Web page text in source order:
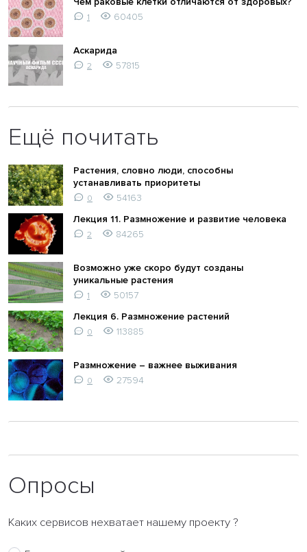
1 60405
Аскарида
2 57815
Ещё почитать
Растения, словно люди, способны
устанавливать приоритеты
0
54163
Лекция 11. Размножение и развитие человека
2 84265
Возможно уже скоро будут созданы
уникальные растения
1
50157
Лекция 6. Размножение растений
0 113885
Размножение – важнее выживания
0 27594
Опросы
Каких сервисов нехватает нашему проекту ?